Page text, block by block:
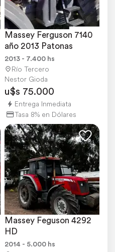
Massey Ferguson 7140
año 2013 Patonas
2013 - 7.400 hs
Río Tercero
Nestor Gioda
u$s 75.000
Entrega Inmediata
Tasa 8% en Dólares
Massey Feguson 4292
HD
2014 - 5.000 hs